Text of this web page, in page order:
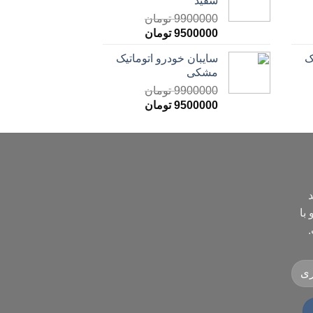
9900000 تومان
9500000 تومان
سایبان خودرو اتوماتیک
مشکی
9900000 تومان
9500000 تومان